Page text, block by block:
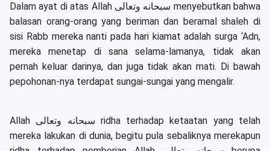
Dalam ayat di atas Allah سبحانه وتعالى menyebutkan bahwa
balasan orang-orang yang beriman dan beramal shaleh di
sisi Rabb mereka nanti pada hari kiamat adalah surga ‘Adn,
mereka menetap di sana selama-lamanya, tidak akan
pernah keluar darinya, dan juga tidak akan mati. Di bawah
pepohonan-nya terdapat sungai-sungai yang mengalir.
Allah سبحانه وتعالى ridha terhadap ketaatan yang telah
mereka lakukan di dunia, begitu pula sebaliknya merekapun